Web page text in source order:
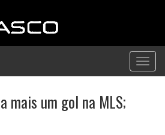
mais um gol na MLS;